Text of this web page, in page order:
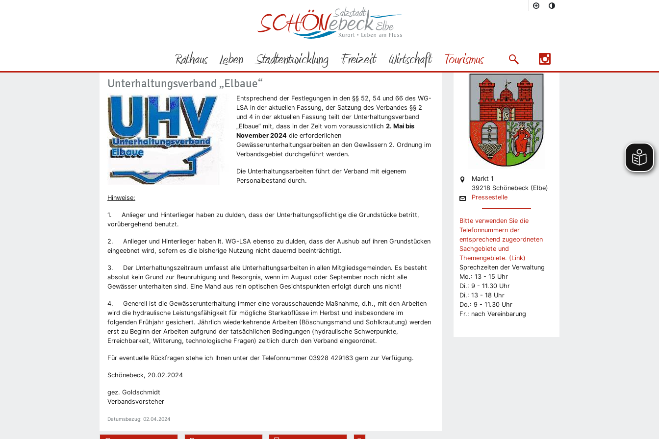
Rathaus Leben Stadtentwicklung Freizeit Wirtschaft Tourismus Suchmaske öffnen/schließen
Vorheriges Bild Nächstes Bild
Bürgerservice Aktuelles
Durchführung der Gewässermahd 2024 an Gewässern 2.
Ordnung
Unterhaltungsverband „Elbaue“
Entsprechend der Festlegungen in den §§ 52, 54 und 66 des WG-
LSA in der aktuellen Fassung, der Satzung des Verbandes §§ 2
und 4 in der aktuellen Fassung teilt der Unterhaltungsverband
„Elbaue“ mit, dass in der Zeit vom voraussichtlich 2. Mai bis
November 2024die erforderlichen
Gewässerunterhaltungsarbeiten an den Gewässern 2. Ordnung im
Verbandsgebiet durchgeführt werden.
Die Unterhaltungsarbeiten führt der Verband mit eigenem
Personalbestand durch.
Hinweise:
1. Anlieger und Hinterlieger haben zu dulden, dass der Unterhaltungspflichtige die Grundstücke betritt,
vorübergehend benutzt.
2. Anlieger und Hinterlieger haben lt. WG-LSA ebenso zu dulden, dass der Aushub auf ihren Grundstücken
eingeebnet wird, sofern es die bisherige Nutzung nicht dauernd beeinträchtigt.
3. Der Unterhaltungszeitraum umfasst alle Unterhaltungsarbeiten in allen Mitgliedsgemeinden. Es besteht
absolut kein Grund zur Beunruhigung und Besorgnis, wenn im August oder September noch nicht alle
Gewässer unterhalten sind. Eine Mahd aus rein optischen Gesichtspunkten erfolgt durch uns nicht!
4. Generell ist die Gewässerunterhaltung immer eine vorausschauende Maßnahme, d.h., mit den Arbeiten
wird die hydraulische Leistungsfähigkeit für mögliche Starkabflüsse im Herbst und insbesondere im
folgenden Frühjahr gesichert. Jährlich wiederkehrende Arbeiten (Böschungsmahd und Sohlkrautung) werden
erst zu Beginn der Arbeiten aufgrund der tatsächlichen Bedingungen (hydraulische Schwerpunkte,
Erreichbarkeit, Witterung, technologische Fragen) zeitlich durch den Verband eingeordnet.
Für eventuelle Rückfragen stehe ich Ihnen unter der Telefonnummer 03928 429163 gern zur Verfügung.
Schönebeck, 20.02.2024
gez. Goldschmidt
Verbandsvorsteher
Datumsbezug: 02.04.2024
Stabsstelle Presse und
Präsentation
Markt 1
39218 Schönebeck (Elbe)
Pressestelle
Bitte verwenden Sie die
Telefonnummern der
entsprechend zugeordneten
Sachgebiete und
Themengebiete. (Link)
Sprechzeiten der Verwaltung
Mo.: 13 - 15 Uhr
Di.: 9 - 11.30 Uhr
Di.: 13 - 18 Uhr
Do.: 9 - 11.30 Uhr
Fr.: nach Vereinbarung